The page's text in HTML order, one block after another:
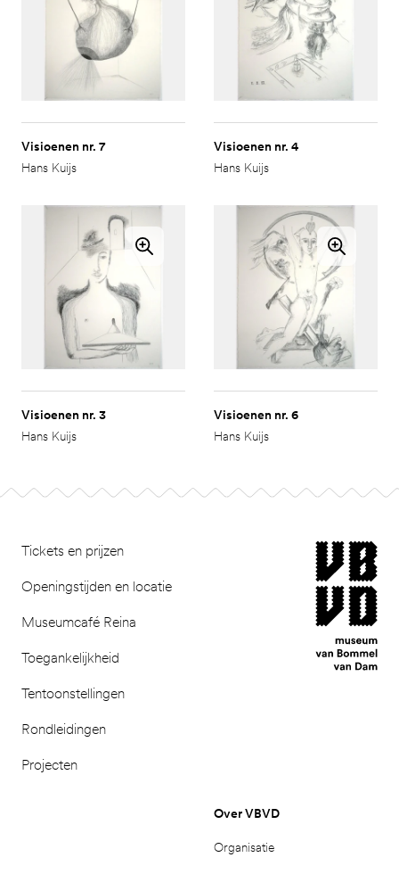
Visioenen nr. 7
Hans Kuijs
Visioenen nr. 4
Hans Kuijs
Visioenen nr. 3
Hans Kuijs
Visioenen nr. 6
Hans Kuijs
Tickets en prijzen
Openingstijden en locatie
Museumcafé Reina
Toegankelijkheid
Tentoonstellingen
Rondleidingen
Projecten
museum van
Over VBVD
Organisatie